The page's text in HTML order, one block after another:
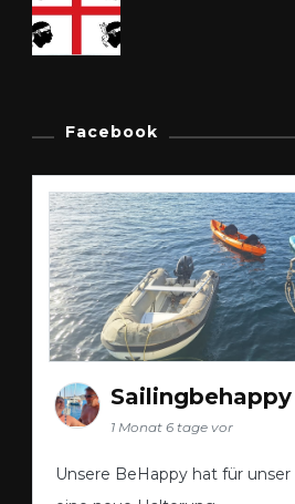
Facebook
Sailingbehappy
1 Monat 6 tage vor
Unsere BeHappy hat für unser